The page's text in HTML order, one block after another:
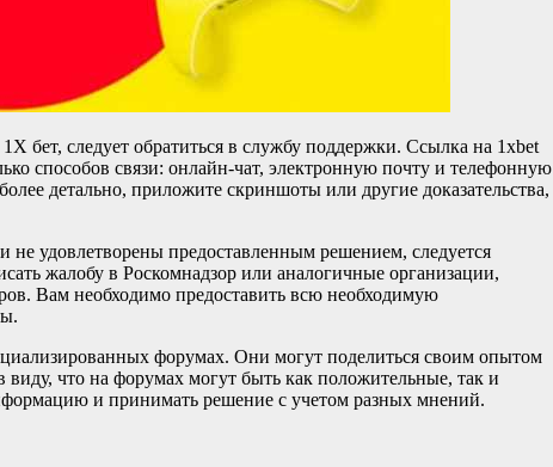
бет, следует обратиться в службу поддержки. Ссылка на 1xbet
способов связи: онлайн-чат, электронную почту и телефонную
детально, приложите скриншоты или другие доказательства,
удовлетворены предоставленным решением, следуется
жалобу в Роскомнадзор или аналогичные организации,
Вам необходимо предоставить всю необходимую
форумах. Они могут поделиться своим опытом
что на форумах могут быть как положительные, так и
и принимать решение с учетом разных мнений.